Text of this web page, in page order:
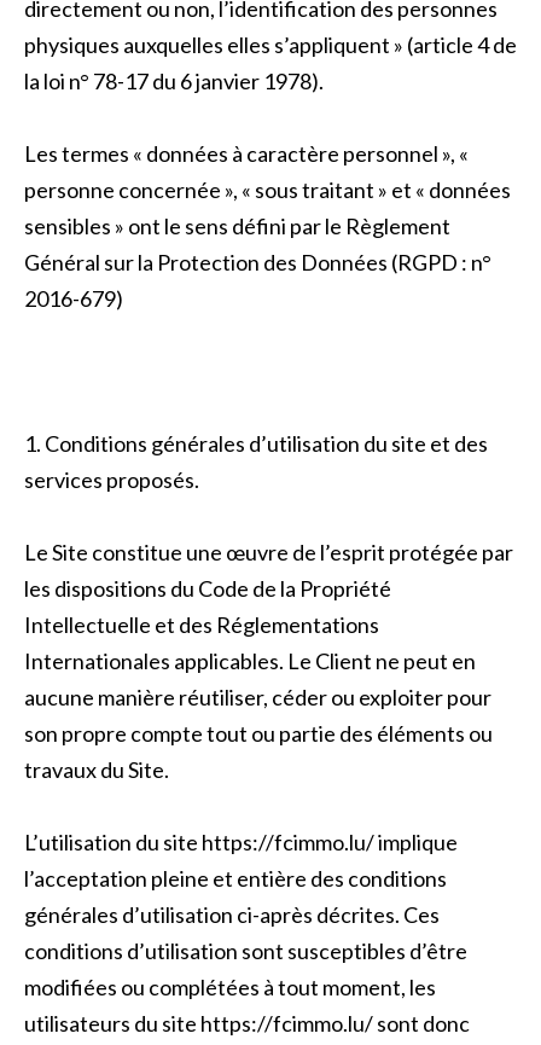
directement ou non, l’identification des personnes
physiques auxquelles elles s’appliquent » (article 4 de
la loi n° 78-17 du 6 janvier 1978).
Les termes « données à caractère personnel », «
personne concernée », « sous traitant » et « données
sensibles » ont le sens défini par le Règlement
Général sur la Protection des Données (RGPD : n°
2016-679)
1. Conditions générales d’utilisation du site et des
services proposés.
Le Site constitue une œuvre de l’esprit protégée par
les dispositions du Code de la Propriété
Intellectuelle et des Réglementations
Internationales applicables. Le Client ne peut en
aucune manière réutiliser, céder ou exploiter pour
son propre compte tout ou partie des éléments ou
travaux du Site.
L’utilisation du site https://fcimmo.lu/ implique
l’acceptation pleine et entière des conditions
générales d’utilisation ci-après décrites. Ces
conditions d’utilisation sont susceptibles d’être
modifiées ou complétées à tout moment, les
utilisateurs du site https://fcimmo.lu/ sont donc